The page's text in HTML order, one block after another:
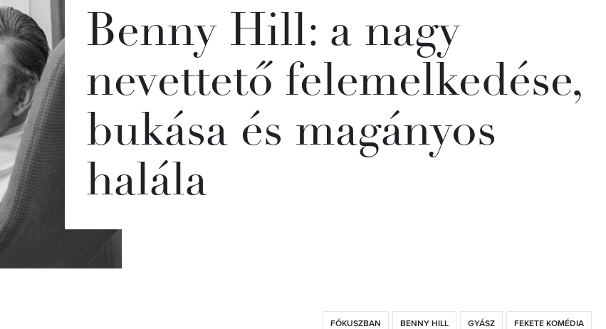
Benny Hill: a nagy
nevettető felemelkedése,
bukása és magányos
halála
FÓKUSZBAN BENNY HILL GYÁSZ FEKETE KOMÉDIA